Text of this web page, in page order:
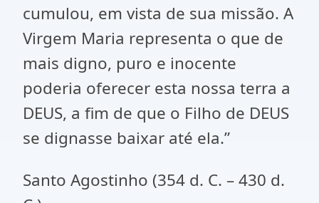
cumulou, em vista de sua missão. A
Virgem Maria representa o que de
mais digno, puro e inocente
poderia oferecer esta nossa terra a
DEUS, a fim de que o Filho de DEUS
se dignasse baixar até ela.”
Santo Agostinho (354 d. C. – 430 d.